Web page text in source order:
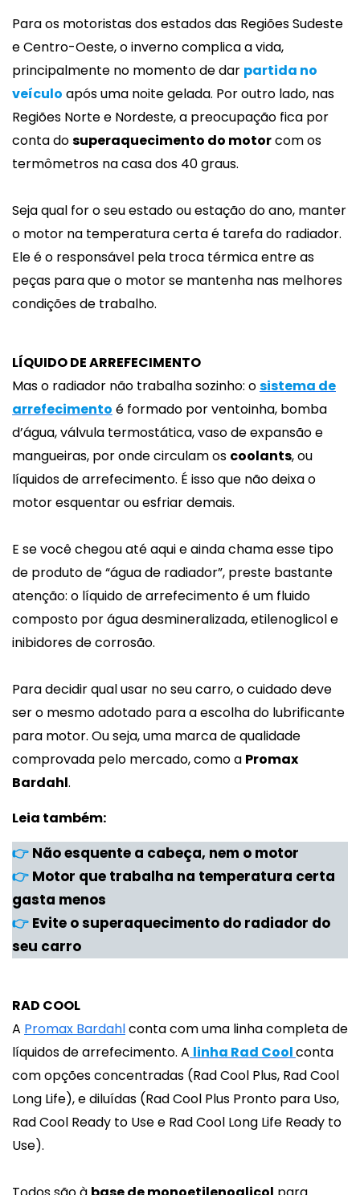
Para os motoristas dos estados das Regiões Sudeste
e Centro-Oeste, o inverno complica a vida,
principalmente no momento de dar partida no
veículo após uma noite gelada. Por outro lado, nas
Regiões Norte e Nordeste, a preocupação fica por
conta dosuperaquecimento do motorcom os
termômetros na casa dos 40 graus.
Seja qual for o seu estado ou estação do ano, manter
o motor na temperatura certa é tarefa do radiador.
Ele é o responsável pela troca térmica entre as
peças para que o motor se mantenha nas melhores
condições de trabalho.
LÍQUIDO DE ARREFECIMENTO
Mas o radiador não trabalha sozinho: osistema de
arrefecimento é formado por ventoinha, bomba
d’água, válvula termostática, vaso de expansão e
mangueiras, por onde circulam os coolants, ou
líquidos de arrefecimento. É isso que não deixa o
motor esquentar ou esfriar demais.
E se você chegou até aqui e ainda chama esse tipo
de produto de “água de radiador”, preste bastante
atenção: o líquido de arrefecimento é um fluido
composto por água desmineralizada, etilenoglicol e
inibidores de corrosão.
Para decidir qual usar no seu carro, o cuidado deve
ser o mesmo adotado para a escolha do lubrificante
para motor. Ou seja, uma marca de qualidade
comprovada pelo mercado, como a Promax
Bardahl.
Leia também:
👉 Não esquente a cabeça, nem o motor
👉 Motor que trabalha na temperatura certa
gasta menos
👉 Evite o superaquecimento do radiador do
seu carro
RAD COOL
A Promax Bardahlconta com uma linha completa de
líquidos de arrefecimento. A linha Rad Coolconta
com opções concentradas (Rad Cool Plus, Rad Cool
Long Life), e diluídas (Rad Cool Plus Pronto para Uso,
Rad Cool Ready to Use e Rad Cool Long Life Ready to
Use).